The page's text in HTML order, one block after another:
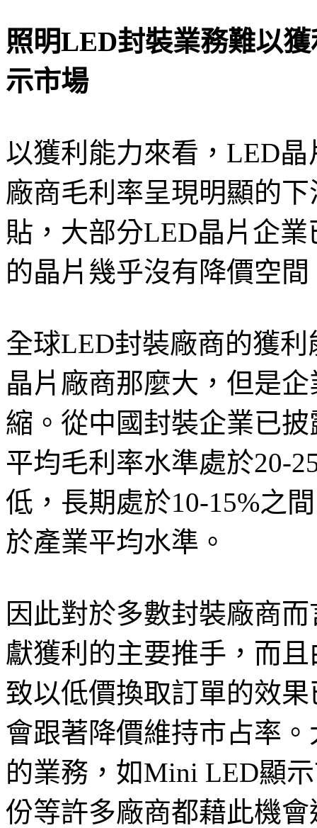
照明LED封裝業務難以
示市場
以獲利能力來看，LED
廠商毛利率呈現明顯的
貼，大部分LED晶片企
的晶片幾乎沒有降價空間
全球LED封裝廠商的獲
晶片廠商那麼大，但是
縮。從中國封裝企業已
平均毛利率水準處於20-
低，長期處於10-15%之
於產業平均水準。
因此對於多數封裝廠商
獻獲利的主要推手，而
致以低價換取訂單的效
會跟著降價維持市占率
的業務，如Mini LED顯
份等許多廠商都藉此機